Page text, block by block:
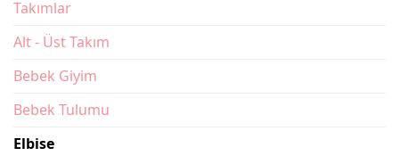
Takımlar
Alt - Üst Takım
Bebek Giyim
Bebek Tulumu
Elbise